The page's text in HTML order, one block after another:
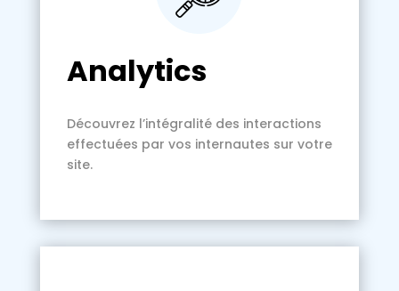
Analytics
Découvrez l’intégralité des interactions
effectuées par vos internautes sur votre
site.